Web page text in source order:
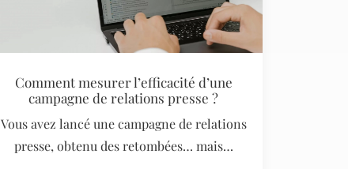
Comment mesurer l’efficacité d’une
campagne de relations presse ?
Vous avez lancé une campagne de relations
presse, obtenu des retombées… mais…